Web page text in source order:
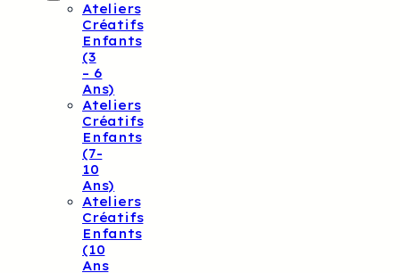
Ateliers
Créatifs
Enfants
(3
– 6
Ans)
Ateliers
Créatifs
Enfants
(7-
10
Ans)
Ateliers
Créatifs
Enfants
(10
Ans